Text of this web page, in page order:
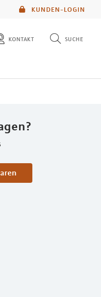
KUNDEN-LOGIN
kontakt suche